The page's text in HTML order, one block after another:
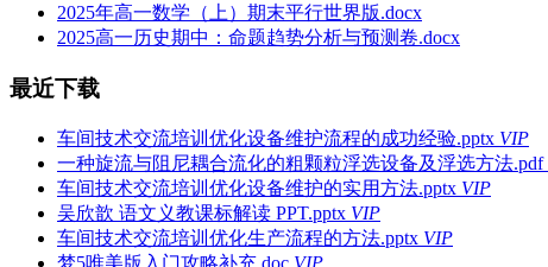
2025年高一数学（上）期末平行世界版.docx
2025高一历史期中：命题趋势分析与预测卷.docx
最近下载
车间技术交流培训优化设备维护流程的成功经验.pptx VIP
一种旋流与阻尼耦合流化的粗颗粒浮选设备及浮选方法.pdf
车间技术交流培训优化设备维护的实用方法.pptx VIP
吴欣歆 语文义教课标解读 PPT.pptx VIP
车间技术交流培训优化生产流程的方法.pptx VIP
梦5唯美版入门攻略补充.doc VIP